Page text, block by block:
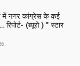
में नगर कांग्रेस के कई
रिपोर्ट- (ब्यूरो ) ” स्टार